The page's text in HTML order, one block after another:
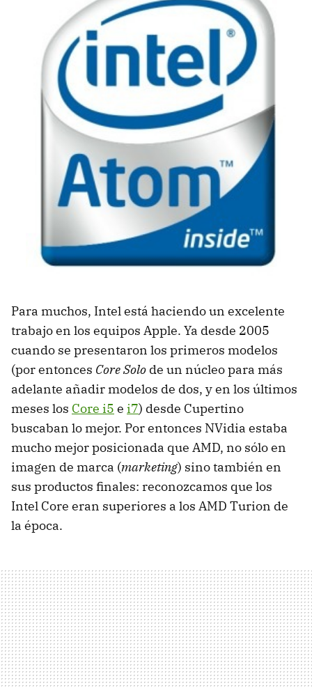
Para muchos, Intel está haciendo un excelente
trabajo en los equipos Apple. Ya desde 2005
cuando se presentaron los primeros modelos
(por entonces Core Solo de un núcleo para más
adelante añadir modelos de dos, y en los últimos
meses los Core i5 e i7) desde Cupertino
buscaban lo mejor. Por entonces NVidia estaba
mucho mejor posicionada que AMD, no sólo en
imagen de marca (marketing) sino también en
sus productos finales: reconozcamos que los
Intel Core eran superiores a los AMD Turion de
la época.